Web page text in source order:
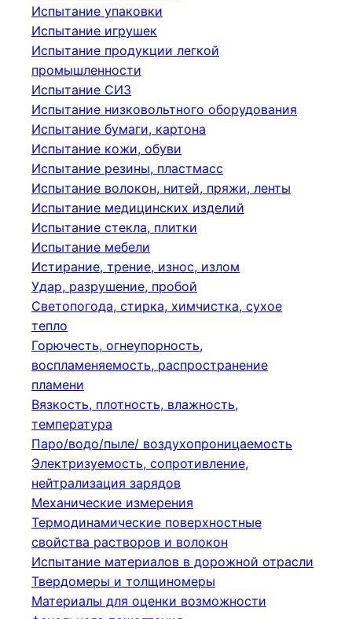
Испытание упаковки
Испытание игрушек
Испытание продукции легкой
промышленности
Испытание СИЗ
Испытание низковольтного оборудования
Испытание бумаги, картона
Испытание кожи, обуви
Испытание резины, пластмасс
Испытание волокон, нитей, пряжи, ленты
Испытание медицинских изделий
Испытание стекла, плитки
Испытание мебели
Истирание, трение, износ, излом
Удар, разрушение, пробой
Светопогода, стирка, химчистка, сухое
тепло
Горючесть, огнеупорность,
воспламеняемость, распространение
пламени
Вязкость, плотность, влажность,
температура
Паро/водо/пыле/ воздухопроницаемость
Электризуемость, сопротивление,
нейтрализация зарядов
Механические измерения
Термодинамические поверхностные
свойства растворов и волокон
Испытание материалов в дорожной отрасли
Твердомеры и толщиномеры
Материалы для оценки возможности